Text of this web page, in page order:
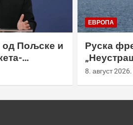
од Пољске и
ЕВРОПА
Руска
ватру
8. август